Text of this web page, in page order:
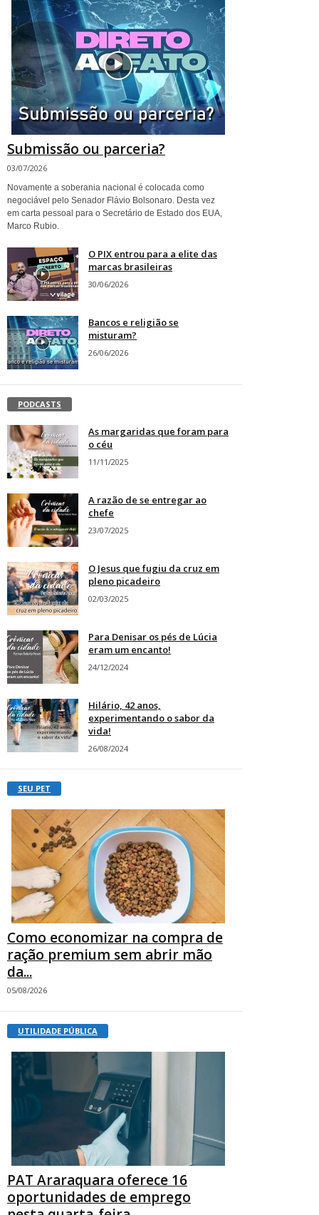
Submissão ou parceria?
03/07/2026
Novamente a soberania nacional é colocada como
negociável pelo Senador Flávio Bolsonaro. Desta vez
em carta pessoal para o Secretário de Estado dos EUA,
Marco Rubio.
O PIX entrou para a elite das
marcas brasileiras
30/06/2026
Bancos e religião se
misturam?
26/06/2026
PODCASTS
As margaridas que foram para
o céu
11/11/2025
A razão de se entregar ao
chefe
23/07/2025
O Jesus que fugiu da cruz em
pleno picadeiro
02/03/2025
Para Denisar os pés de Lúcia
eram um encanto!
24/12/2024
Hilário, 42 anos,
experimentando o sabor da
vida!
26/08/2024
SEU PET
Como economizar na compra de
ração premium sem abrir mão
da...
05/08/2026
UTILIDADE PÚBLICA
PAT Araraquara oferece 16
oportunidades de emprego